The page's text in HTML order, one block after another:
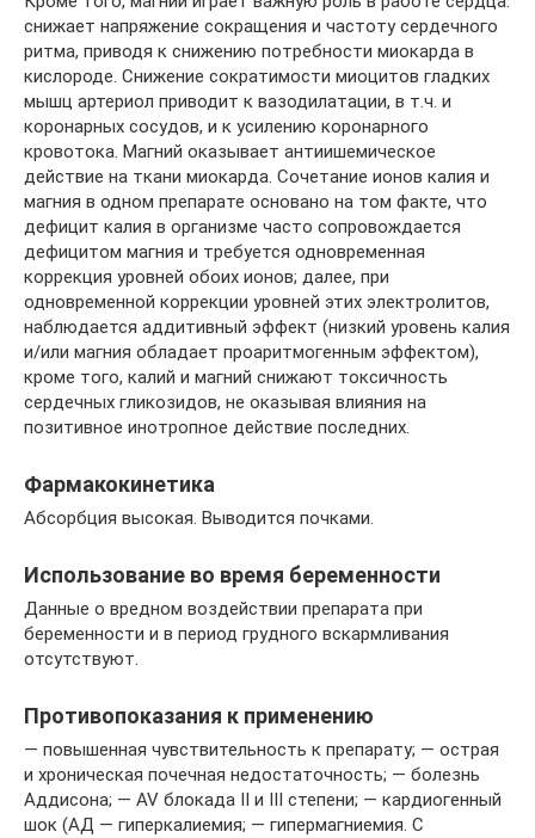
снижает напряжение сокращения и частоту сердечного
ритма, приводя к снижению потребности миокарда в
кислороде. Снижение сократимости миоцитов гладких
мышц артериол приводит к вазодилатации, в т.ч. и
коронарных сосудов, и к усилению коронарного
кровотока. Магний оказывает антиишемическое
действие на ткани миокарда. Сочетание ионов калия и
магния в одном препарате основано на том факте, что
дефицит калия в организме часто сопровождается
дефицитом магния и требуется одновременная
коррекция уровней обоих ионов; далее, при
одновременной коррекции уровней этих электролитов,
наблюдается аддитивный эффект (низкий уровень калия
и/или магния обладает проаритмогенным эффектом),
кроме того, калий и магний снижают токсичность
сердечных гликозидов, не оказывая влияния на
позитивное инотропное действие последних.
Фармакокинетика
Абсорбция высокая. Выводится почками.
Использование во время беременности
Данные о вредном воздействии препарата при
беременности и в период грудного вскармливания
отсутствуют.
Противопоказания к применению
— повышенная чувствительность к препарату; — острая
и хроническая почечная недостаточность; — болезнь
Аддисона; — AV блокада II и III степени; — кардиогенный
шок (АД — гиперкалиемия; — гипермагниемия. С